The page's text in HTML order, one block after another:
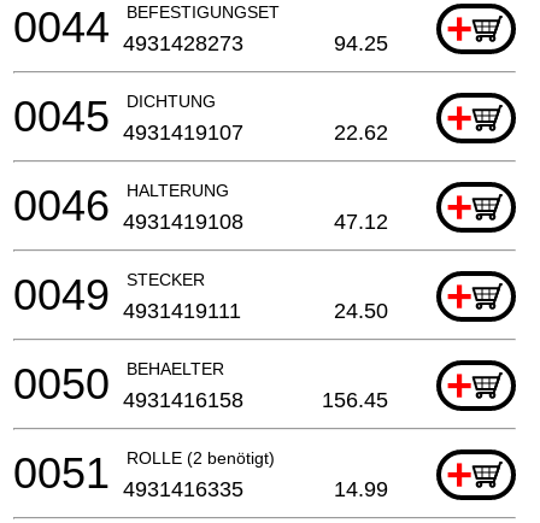
BEFESTIGUNGSET +
0044 4931428273 94.25
DICHTUNG +
0045 4931419107 22.62
HALTERUNG +
0046 4931419108 47.12
STECKER +
0049 4931419111 24.50
BEHAELTER +
0050 4931416158 156.45
ROLLE (2 benötigt) +
0051 4931416335 14.99